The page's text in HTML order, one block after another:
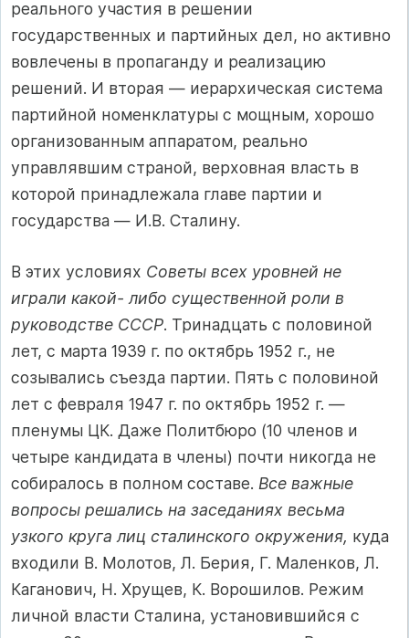
реального участия в решении
государственных и партийных дел, но активно
вовлечены в пропаганду и реализацию
решений. И вторая — иерархическая система
партийной номенклатуры с мощным, хорошо
организованным аппаратом, реально
управлявшим страной, верховная власть в
которой принадлежала главе партии и
государства — И.В. Сталину.
В этих условиях Советы всех уровней не
играли какой- либо существенной роли в
руководстве СССР. Тринадцать с половиной
лет, с марта 1939 г. по октябрь 1952 г., не
созывались съезда партии. Пять с половиной
лет с февраля 1947 г. по октябрь 1952 г. —
пленумы ЦК. Даже Политбюро (10 членов и
четыре кандидата в члены) почти никогда не
собиралось в полном составе. Все важные
вопросы решались на заседаниях весьма
узкого круга лиц сталинского окружения, куда
входили В. Молотов, Л. Берия, Г. Маленков, Л.
Каганович, Н. Хрущев, К. Ворошилов. Режим
личной власти Сталина, установившийся с